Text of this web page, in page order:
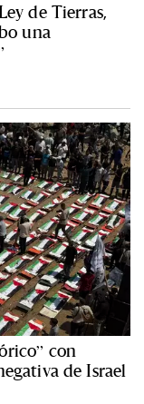
de Tierras,
una
con
de Israel